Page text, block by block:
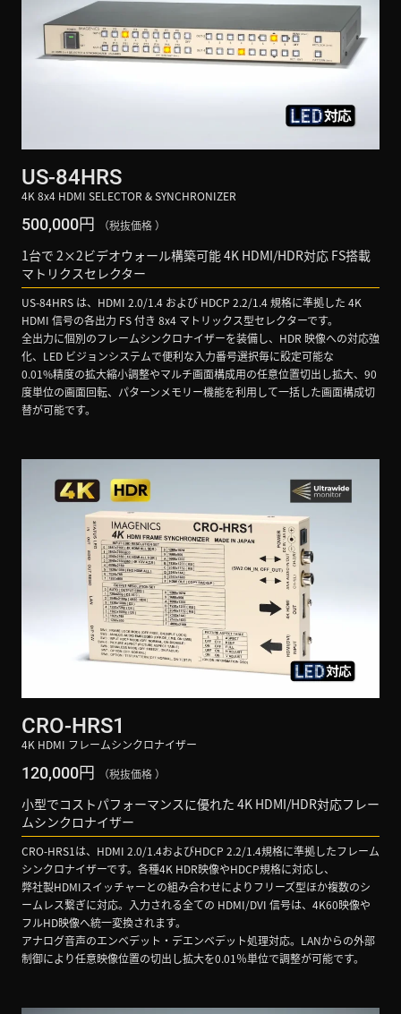
US-84HRS
4K 8x4 HDMI SELECTOR & SYNCHRONIZER
500,000円 （税抜価格 ）
1台で 2×2ビデオウォール構築可能 4K HDMI/HDR対応 FS搭載
マトリクスセレクター
US-84HRS は、HDMI 2.0/1.4 および HDCP 2.2/1.4 規格に準拠した 4K
HDMI 信号の各出力 FS 付き 8x4 マトリックス型セレクターです。
全出力に個別のフレームシンクロナイザーを装備し、HDR 映像への対応強
化、LED ビジョンシステムで便利な入力番号選択毎に設定可能な
0.01%精度の拡大縮小調整やマルチ画面構成用の任意位置切出し拡大、90
度単位の画面回転、パターンメモリー機能を利用して一括した画面構成切
替が可能です。
CRO-HRS1
4K HDMI フレームシンクロナイザー
120,000円 （税抜価格 ）
小型でコストパフォーマンスに優れた 4K HDMI/HDR対応フレー
ムシンクロナイザー
CRO-HRS1は、HDMI 2.0/1.4およびHDCP 2.2/1.4規格に準拠したフレーム
シンクロナイザーです。各種4K HDR映像やHDCP規格に対応し、
弊社製HDMIスイッチャーとの組み合わせによりフリーズ型ほか複数のシ
ームレス繋ぎに対応。入力される全ての HDMI/DVI 信号は、4K60映像や
フルHD映像へ統一変換されます。
アナログ音声のエンベデット・デエンベデット処理対応。LANからの外部
制御により任意映像位置の切出し拡大を0.01％単位で調整が可能です。